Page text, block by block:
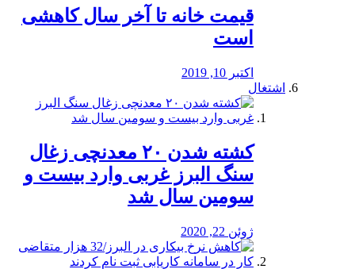
قیمت خانه تا آخر سال کاهشی
است
اکتبر 10, 2019
اشتغال
کشته شدن ۲۰ معدنچی زغال
سنگ البرز غربی وارد بیست و
سومین سال شد
ژوئن 22, 2020